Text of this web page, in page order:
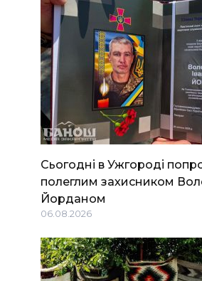
Сьогодні в Ужгороді
полеглим захисником
Йорданом
06.08.2026